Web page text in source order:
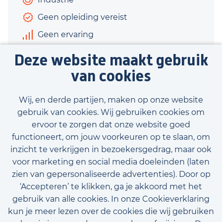
Deze website maakt gebruik
van cookies
Wij, en derde partijen, maken op onze website
gebruik van cookies. Wij gebruiken cookies om
ervoor te zorgen dat onze website goed
functioneert, om jouw voorkeuren op te slaan, om
inzicht te verkrijgen in bezoekersgedrag, maar ook
voor marketing en social media doeleinden (laten
zien van gepersonaliseerde advertenties). Door op
‘Accepteren’ te klikken, ga je akkoord met het
gebruik van alle cookies. In onze Cookieverklaring
kun je meer lezen over de cookies die wij gebruiken
Geen opleiding vereist
Geen ervaring
€400 - €950
Bekijk vacature
Bekijk onze beschikbare vacatures